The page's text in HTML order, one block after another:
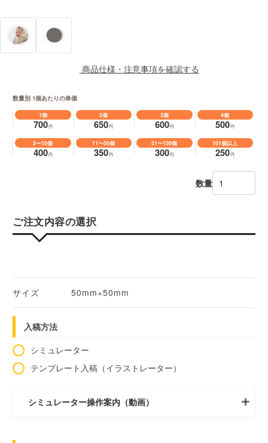
商品仕様・注意事項を確認する
数量別 1個あたりの単価
1個
700円
2個
650円
3個
600円
4個
500円
5〜10個
400円
11〜50個
350円
51〜100個
300円
101個以上
250円
数量
ご注文内容の選択
サイズ 50mm×50mm
入稿方法
シミュレーター
テンプレート入稿（イラストレーター）
シミュレーター操作案内（動画）